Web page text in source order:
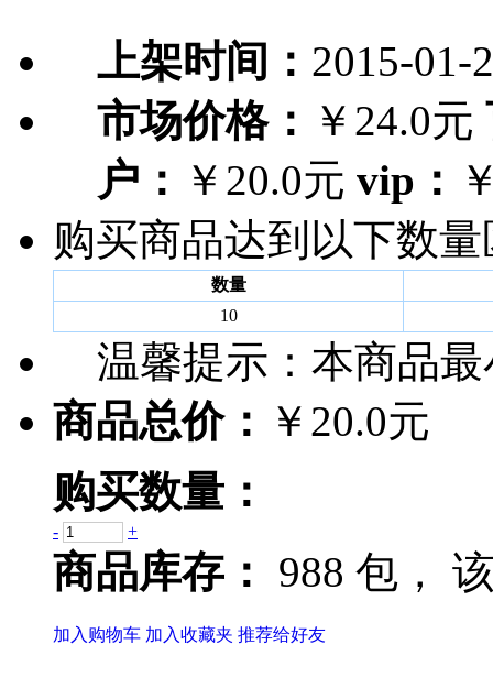
上架时间： 2015-01-
市场价格： ￥24.0元
户： ￥20.0元 vip：
购买商品达到以下数
数量
10
温馨提示： 本商品
商品总价： ￥20.0元
购买数量：
- +
商品库存： 988 包，
加入购物车 加入收藏夹 推荐给好友